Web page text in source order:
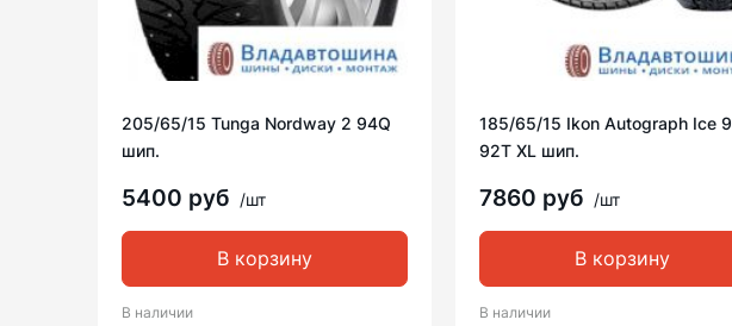
205/65/15 Tunga Nordway 2 94Q
шип.
5400 руб /шт
В корзину
В наличии
185/65/15 Ikon Autograph Ice 9
92T XL шип.
7860 руб /шт
В корзину
В наличии